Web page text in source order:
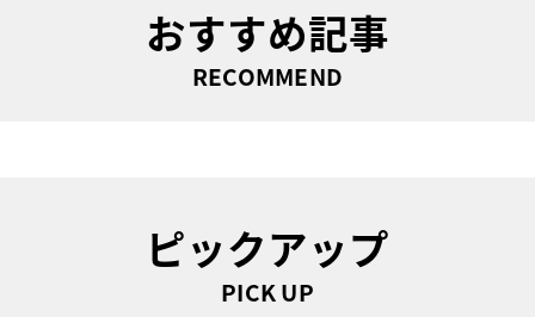
おすすめ記事
RECOMMEND
ピックアップ
PICK UP